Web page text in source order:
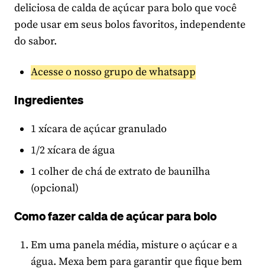
deliciosa de calda de açúcar para bolo que você
pode usar em seus bolos favoritos, independente
do sabor.
Acesse o nosso grupo de whatsapp
Ingredientes
1 xícara de açúcar granulado
1/2 xícara de água
1 colher de chá de extrato de baunilha
(opcional)
Como fazer calda de açúcar para bolo
Em uma panela média, misture o açúcar e a
água. Mexa bem para garantir que fique bem